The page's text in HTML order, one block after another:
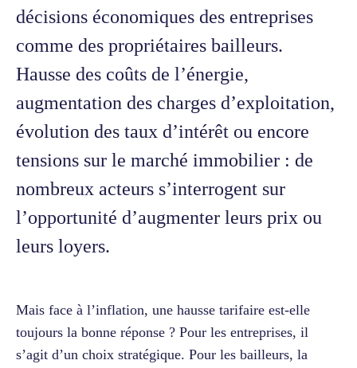
décisions économiques des entreprises
comme des propriétaires bailleurs.
Hausse des coûts de l’énergie,
augmentation des charges d’exploitation,
évolution des taux d’intérêt ou encore
tensions sur le marché immobilier : de
nombreux acteurs s’interrogent sur
l’opportunité d’augmenter leurs prix ou
leurs loyers.
Mais face à l’inflation, une hausse tarifaire est-elle
toujours la bonne réponse ? Pour les entreprises, il
s’agit d’un choix stratégique. Pour les bailleurs, la